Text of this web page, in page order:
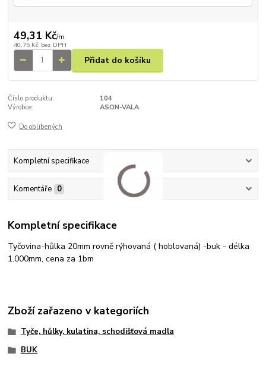
49,31 Kč/m
40,75 Kč bez DPH
Přidat do košíku
Číslo produktu:
104
Výrobce:
ASON-VALA
Do oblíbených
Kompletní specifikace
Komentáře 0
Kompletní specifikace
Tyčovina-hůlka 20mm rovně rýhovaná ( hoblovaná) -buk - délka
1.000mm, cena za 1bm
Zboží zařazeno v kategoriích
Tyče, hůlky, kulatina, schodišťová madla
BUK